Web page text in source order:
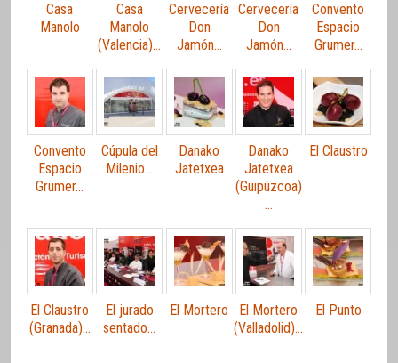
Casa
Manolo
Casa
Manolo
(Valencia)…
Cervecería
Don
Jamón…
Cervecería
Don
Jamón…
Convento
Espacio
Grumer…
Convento
Espacio
Grumer…
Cúpula del
Milenio…
Danako
Jatetxea
Danako
Jatetxea
(Guipúzcoa)
…
El Claustro
El Claustro
(Granada)…
El jurado
sentado…
El Mortero
El Mortero
(Valladolid)…
El Punto